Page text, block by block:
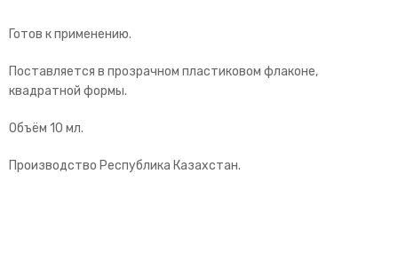
Готов к применению.
Поставляется в прозрачном пластиковом флаконе,
квадратной формы.
Объём 10 мл.
Производство Республика Казахстан.